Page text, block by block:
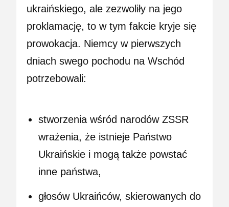
ukraińskiego, ale zezwoliły na jego
proklamację, to w tym fakcie kryje się
prowokacja. Niemcy w pierwszych
dniach swego pochodu na Wschód
potrzebowali:
stworzenia wśród narodów ZSSR
wrażenia, że istnieje Państwo
Ukraińskie i mogą także powstać
inne państwa,
głosów Ukraińców, skierowanych do